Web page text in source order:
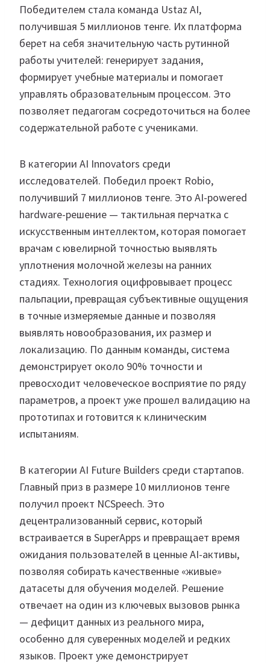
Победителем стала команда Ustaz AI,
получившая 5 миллионов тенге. Их платформа
берет на себя значительную часть рутинной
работы учителей: генерирует задания,
формирует учебные материалы и помогает
управлять образовательным процессом. Это
позволяет педагогам сосредоточиться на более
содержательной работе с учениками.
В категории AI Innovators среди
исследователей. Победил проект Robio,
получивший 7 миллионов тенге. Это AI-powered
hardware-решение — тактильная перчатка с
искусственным интеллектом, которая помогает
врачам с ювелирной точностью выявлять
уплотнения молочной железы на ранних
стадиях. Технология оцифровывает процесс
пальпации, превращая субъективные ощущения
в точные измеряемые данные и позволяя
выявлять новообразования, их размер и
локализацию. По данным команды, система
демонстрирует около 90% точности и
превосходит человеческое восприятие по ряду
параметров, а проект уже прошел валидацию на
прототипах и готовится к клиническим
испытаниям.
В категории AI Future Builders среди стартапов.
Главный приз в размере 10 миллионов тенге
получил проект NCSpeech. Это
децентрализованный сервис, который
встраивается в SuperApps и превращает время
ожидания пользователей в ценные AI-активы,
позволяя собирать качественные «живые»
датасеты для обучения моделей. Решение
отвечает на один из ключевых вызовов рынка
— дефицит данных из реального мира,
особенно для суверенных моделей и редких
языков. Проект уже демонстрирует